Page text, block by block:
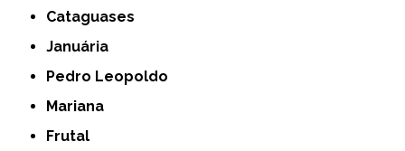
Cataguases
Januária
Pedro Leopoldo
Mariana
Frutal